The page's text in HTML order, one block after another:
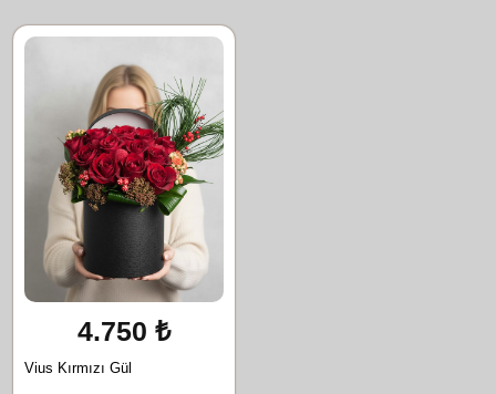
4.750 ₺
Vius Kırmızı Gül